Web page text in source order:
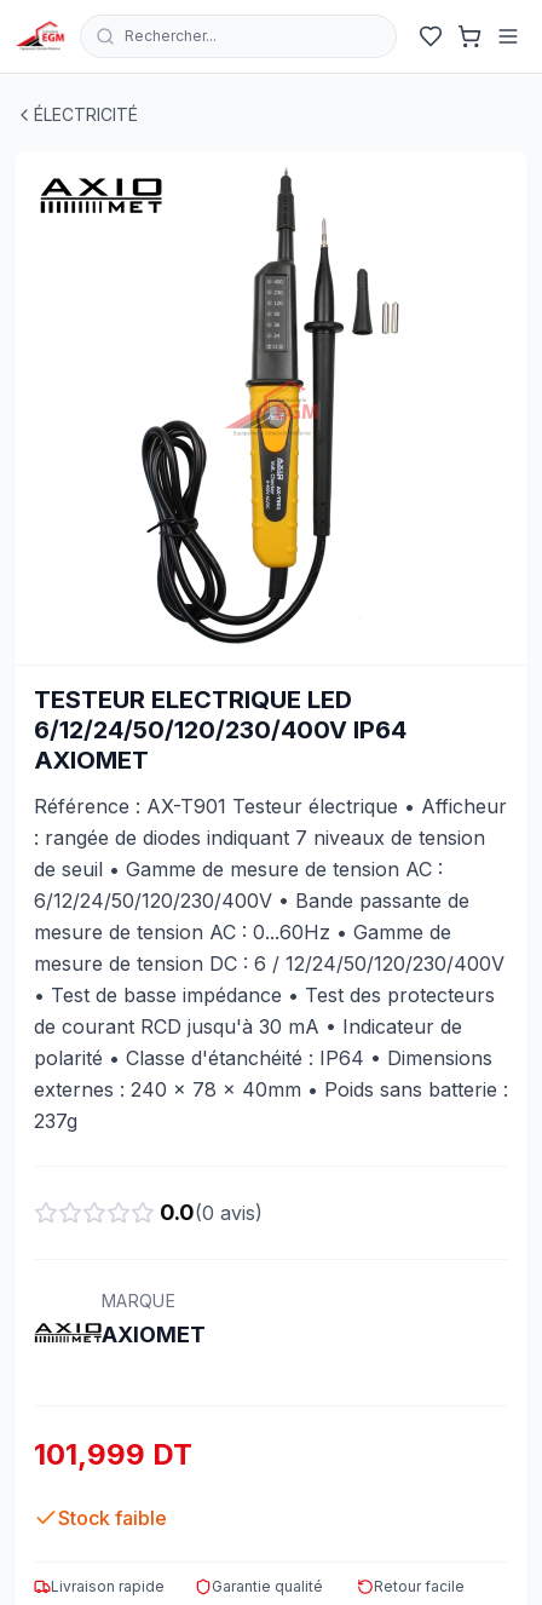
Rechercher...
ÉLECTRICITÉ
TESTEUR ELECTRIQUE LED
6/12/24/50/120/230/400V IP64
AXIOMET
Référence : AX-T901 Testeur électrique • Afficheur
: rangée de diodes indiquant 7 niveaux de tension
de seuil • Gamme de mesure de tension AC :
6/12/24/50/120/230/400V • Bande passante de
mesure de tension AC : 0...60Hz • Gamme de
mesure de tension DC : 6 / 12/24/50/120/230/400V
• Test de basse impédance • Test des protecteurs
de courant RCD jusqu'à 30 mA • Indicateur de
polarité • Classe d'étanchéité : IP64 • Dimensions
externes : 240 x 78 x 40mm • Poids sans batterie :
237g
0.0(0 avis)
MARQUE
AXIOMET
101,999 DT
Stock faible
Livraison rapide Garantie qualité Retour facile